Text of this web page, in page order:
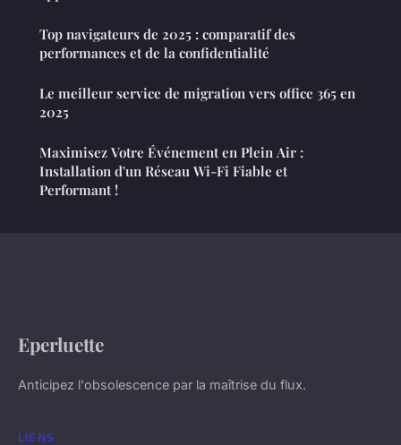
Top navigateurs de 2025 : comparatif des
performances et de la confidentialité
Le meilleur service de migration vers office 365 en
2025
Maximisez Votre Événement en Plein Air :
Installation d'un Réseau Wi-Fi Fiable et
Performant !
Eperluette
Anticipez l'obsolescence par la maîtrise du flux.
LIENS